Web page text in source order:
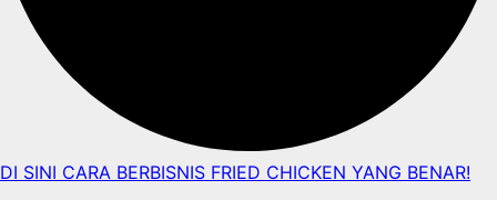
DI SINI CARA BERBISNIS FRIED CHICKEN YANG BENAR!